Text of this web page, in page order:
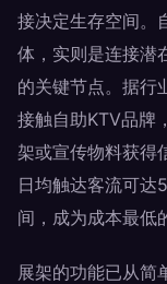
接决定生存空间。
体，实则是连接潜
的关键节点。据行
接触自助KTV品牌
架或宣传物料获得
日均触达客流可
间，成为成本最低
展架的功能已从简